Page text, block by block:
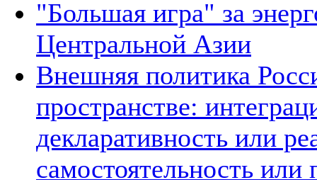
"Большая игра" за
Центральной Азии
Внешняя политика
пространстве:
декларативность или
самостоятельность